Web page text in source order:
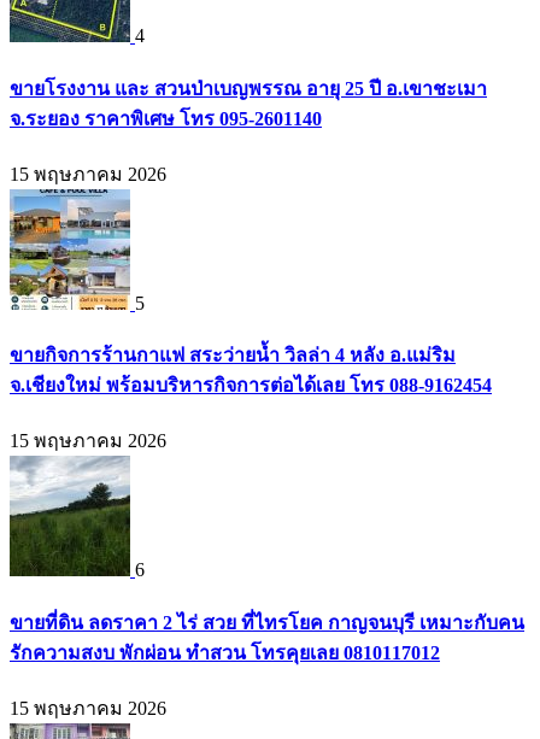
4
ขายโรงงาน และ สวนป่าเบญพรรณ อายุ 25 ปี อ.เขาชะเมา
จ.ระยอง ราคาพิเศษ โทร 095-2601140
15 พฤษภาคม 2026
5
ขายกิจการร้านกาแฟ สระว่ายน้ำ วิลล่า 4 หลัง อ.แม่ริม
จ.เชียงใหม่ พร้อมบริหารกิจการต่อได้เลย โทร 088-9162454
15 พฤษภาคม 2026
6
ขายที่ดิน ลดราคา 2 ไร่ สวย ที่ไทรโยค กาญจนบุรี เหมาะกับคน
รักความสงบ พักผ่อน ทำสวน โทรคุยเลย 0810117012
15 พฤษภาคม 2026